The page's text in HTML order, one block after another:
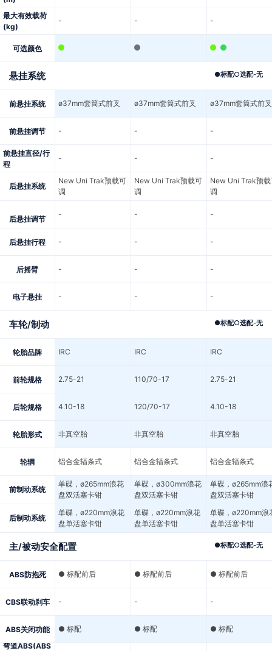
最大有效载荷
(kg)
- - -
可选颜色
悬挂系统 ●标配○选配-无
前悬挂系统 ø37mm套筒式前叉 ø37mm套筒式前叉 ø37mm套筒式前叉
前悬挂调节 - - -
前悬挂直径/行
程
- - -
后悬挂系统
New Uni Trak预载可
调
New Uni Trak预载可
调
New Uni Trak预
调
后悬挂调节
- - -
后悬挂行程 - - -
后摇臂 - - -
电子悬挂 - - -
车轮/制动 ●标配○选配-无
轮胎品牌 IRC IRC IRC
前轮规格 2.75-21 110/70-17 2.75-21
后轮规格 4.10-18 120/70-17 4.10-18
轮胎形式 非真空胎 非真空胎 非真空胎
轮辋 铝合金辐条式 铝合金辐条式 铝合金辐条式
前制动系统
单碟，ø265mm浪花
盘双活塞卡钳
单碟，ø300mm浪花
盘双活塞卡钳
单碟，ø265mm浪
盘双活塞卡钳
后制动系统
单碟，ø220mm浪花
盘单活塞卡钳
单碟，ø220mm浪花
盘单活塞卡钳
单碟，ø220mm浪
盘单活塞卡钳
主/被动安全配置 ●标配○选配-无
ABS防抱死 ● 标配前后 ● 标配前后 ● 标配前后
CBS联动刹车 - - -
ABS关闭功能 ● 标配 ● 标配
● 标配
弯道ABS(ABS